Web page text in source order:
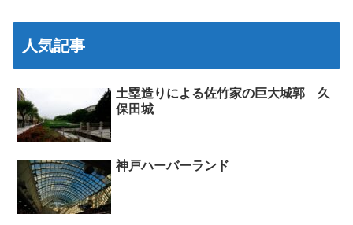
人気記事
土塁造りによる佐竹家の巨大城郭 久
保田城
神戸ハーバーランド